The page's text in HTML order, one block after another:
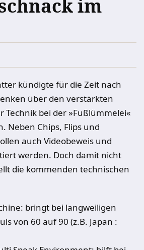
im
kündigte für die Zeit nach
über den verstärkten
Technik bei der »Fußlümmelei«
Neben Chips, Flips und
auch Videobeweis und
werden. Doch damit nicht
die kommenden technischen
bringt bei langweiligen
von 60 auf 90 (z.B. Japan :